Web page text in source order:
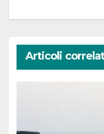
Articoli